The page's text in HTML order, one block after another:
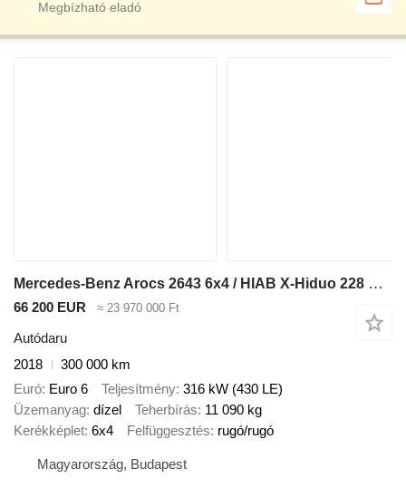
Mercedes-Benz Arocs 2643 6x4 / HIAB X-Hiduo 228 E-4 crane / remote control / P
66 200 EUR ≈ 23 970 000 Ft
Autódaru
2018
300 000 km
Euró Euro 6 Teljesítmény 316 kW (430 LE)
Üzemanyag dízel Teherbírás 11 090 kg
Kerékképlet 6x4 Felfüggesztés rugó/rugó
Magyarország, Budapest